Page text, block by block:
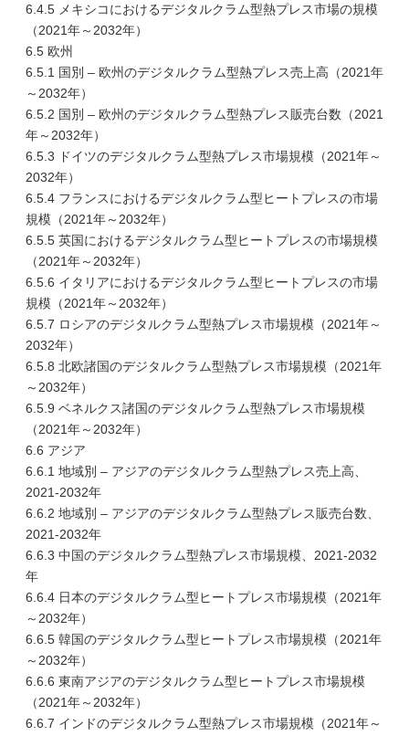
6.4.5 メキシコにおけるデジタルクラム型熱プレス市場の規模
（2021年～2032年）
6.5 欧州
6.5.1 国別 – 欧州のデジタルクラム型熱プレス売上高（2021年
～2032年）
6.5.2 国別 – 欧州のデジタルクラム型熱プレス販売台数（2021
年～2032年）
6.5.3 ドイツのデジタルクラム型熱プレス市場規模（2021年～
2032年）
6.5.4 フランスにおけるデジタルクラム型ヒートプレスの市場
規模（2021年～2032年）
6.5.5 英国におけるデジタルクラム型ヒートプレスの市場規模
（2021年～2032年）
6.5.6 イタリアにおけるデジタルクラム型ヒートプレスの市場
規模（2021年～2032年）
6.5.7 ロシアのデジタルクラム型熱プレス市場規模（2021年～
2032年）
6.5.8 北欧諸国のデジタルクラム型熱プレス市場規模（2021年
～2032年）
6.5.9 ベネルクス諸国のデジタルクラム型熱プレス市場規模
（2021年～2032年）
6.6 アジア
6.6.1 地域別 – アジアのデジタルクラム型熱プレス売上高、
2021-2032年
6.6.2 地域別 – アジアのデジタルクラム型熱プレス販売台数、
2021-2032年
6.6.3 中国のデジタルクラム型熱プレス市場規模、2021-2032
年
6.6.4 日本のデジタルクラム型ヒートプレス市場規模（2021年
～2032年）
6.6.5 韓国のデジタルクラム型ヒートプレス市場規模（2021年
～2032年）
6.6.6 東南アジアのデジタルクラム型ヒートプレス市場規模
（2021年～2032年）
6.6.7 インドのデジタルクラム型熱プレス市場規模（2021年～